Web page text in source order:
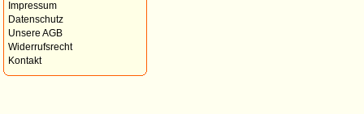
Impressum
Datenschutz
Unsere AGB
Widerrufsrecht
Kontakt